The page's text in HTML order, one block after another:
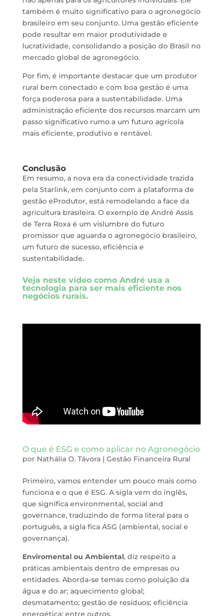
também é muito significativo para o agronegócio
brasileiro em seu conjunto. Uma gestão eficiente
pode resultar em maior produtividade e
lucratividade, consolidando a posição do Brasil no
mercado global de agronegócio.
Por fim, é importante destacar que um produtor
rural bem conectado e com boa gestão é uma
força poderosa para a sustentabilidade. Uma
administração eficiente dos recursos marcam um
passo significativo rumo a um futuro agrícola
mais eficiente, produtivo e rentável.
Conclusão
Em resumo, a nova era da conectividade trazida
pela Starlink, em conjunto com a plataforma de
gestão eProdutor, está remodelando a face da
agricultura brasileira. O exemplo de André Assis
de Terra Roxa é um vislumbre do futuro
promissor que aguarda o agronegócio brasileiro,
um futuro de sucesso, eficiência e
sustentabilidade.
Veja neste vídeo como André usa a
tecnologia para ser mais eficiente nos
negócios rurais.
O que é ESG e como aplicar no Agronegócio
por Nathália O. Távora| Gestão Financeira Rural
Primeiro, vamos entender um pouco mais como
funciona e o que é ESG. A sigla vem do inglês,
que significa environmental, social and
governance, traduzindo de forma literal para o
português, a sigla fica ASG (ambiental, social e
governança).
Enviromental ou Ambiental, diz respeito a
práticas ambientais dentro de empresas ou
entidades. Aborda-se temas como poluição da
água e do ar; aquecimento global;
desmatamento; gestão de resíduos; eficiência
energética; entre outros.